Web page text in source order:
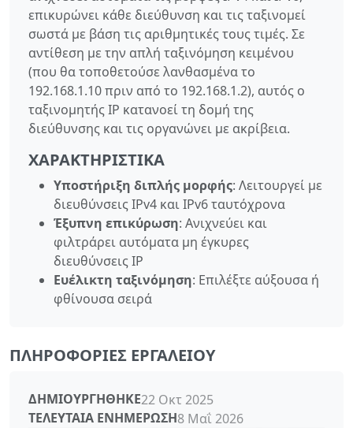
επικυρώνει κάθε διεύθυνση και τις ταξινομεί
σωστά με βάση τις αριθμητικές τους τιμές. Σε
αντίθεση με την απλή ταξινόμηση κειμένου
(που θα τοποθετούσε λανθασμένα το
192.168.1.10 πριν από το 192.168.1.2), αυτός ο
ταξινομητής IP κατανοεί τη δομή της
διεύθυνσης και τις οργανώνει με ακρίβεια.
ΧΑΡΑΚΤΗΡΙΣΤΙΚΆ
Υποστήριξη διπλής μορφής: Λειτουργεί με
διευθύνσεις IPv4 και IPv6 ταυτόχρονα
Έξυπνη επικύρωση: Ανιχνεύει και
φιλτράρει αυτόματα μη έγκυρες
διευθύνσεις IP
Ευέλικτη ταξινόμηση: Επιλέξτε αύξουσα ή
φθίνουσα σειρά
ΠΛΗΡΟΦΟΡΊΕΣ ΕΡΓΑΛΕΊΟΥ
ΔΗΜΙΟΥΡΓΉΘΗΚΕ22 Οκτ 2025
ΤΕΛΕΥΤΑΊΑ ΕΝΗΜΈΡΩΣΗ8 Μαΐ 2026